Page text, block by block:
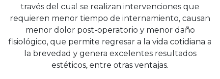
través del cual se realizan intervenciones que
requieren menor tiempo de internamiento, causan
menor dolor post-operatorio y menor daño
fisiológico, que permite regresar a la vida cotidiana a
la brevedad y genera excelentes resultados
estéticos, entre otras ventajas.